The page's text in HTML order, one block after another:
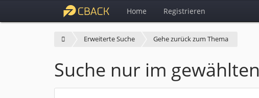
Home Registrieren
Erweiterte Suche Gehe zurück zum Thema
Suche nur im